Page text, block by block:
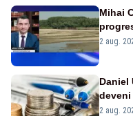
Mihai
2 aug.
Daniel
2 aug.